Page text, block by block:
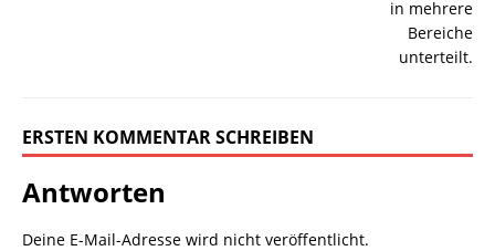
ERSTEN KOMMENTAR SCHREIBEN
Antworten
Deine E-Mail-Adresse wird nicht veröffentlicht.